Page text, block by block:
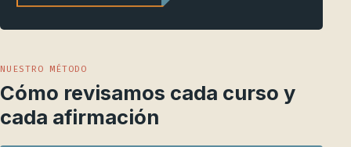
NUESTRO MÉTODO
Cómo revisamos cada curso y
cada afirmación